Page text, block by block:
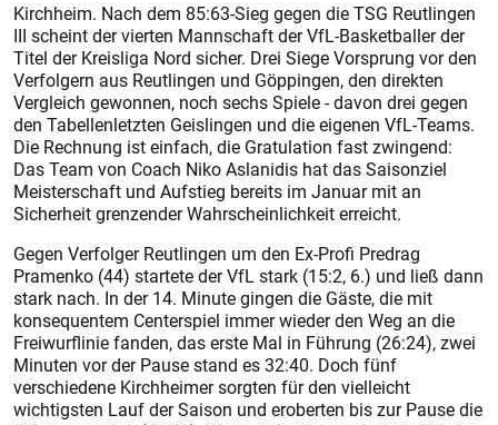
Kirchheim. Nach dem 85:63-Sieg gegen die TSG Reutlingen
III scheint der vierten Mannschaft der VfL-Basketballer der
Titel der Kreisliga Nord sicher. Drei Siege Vorsprung vor den
Verfolgern aus Reutlingen und Göppingen, den direkten
Vergleich gewonnen, noch sechs Spiele - davon drei gegen
den Tabellenletzten Geislingen und die eigenen VfL-Teams.
Die Rechnung ist einfach, die Gratulation fast zwingend:
Das Team von Coach Niko Aslanidis hat das Saisonziel
Meisterschaft und Aufstieg bereits im Januar mit an
Sicherheit grenzender Wahrscheinlichkeit erreicht.
Gegen Verfolger Reutlingen um den Ex-Profi Predrag
Pramenko (44) startete der VfL stark (15:2, 6.) und ließ dann
stark nach. In der 14. Minute gingen die Gäste, die mit
konsequentem Centerspiel immer wieder den Weg an die
Freiwurflinie fanden, das erste Mal in Führung (26:24), zwei
Minuten vor der Pause stand es 32:40. Doch fünf
verschiedene Kirchheimer sorgten für den vielleicht
wichtigsten Lauf der Saison und eroberten bis zur Pause die